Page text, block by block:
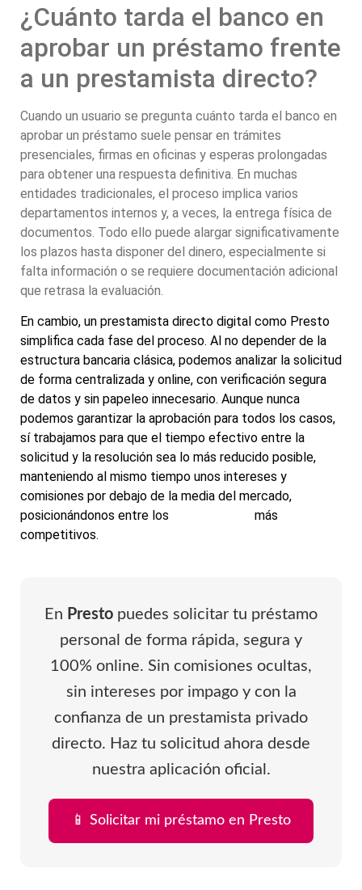
¿Cuánto tarda el banco en
aprobar un préstamo frente
a un prestamista directo?
Cuando un usuario se pregunta cuánto tarda el banco en
aprobar un préstamo suele pensar en trámites
presenciales, firmas en oficinas y esperas prolongadas
para obtener una respuesta definitiva. En muchas
entidades tradicionales, el proceso implica varios
departamentos internos y, a veces, la entrega física de
documentos. Todo ello puede alargar significativamente
los plazos hasta disponer del dinero, especialmente si
falta información o se requiere documentación adicional
que retrasa la evaluación.
En cambio, un prestamista directo digital como Presto
simplifica cada fase del proceso. Al no depender de la
estructura bancaria clásica, podemos analizar la solicitud
de forma centralizada y online, con verificación segura
de datos y sin papeleo innecesario. Aunque nunca
podemos garantizar la aprobación para todos los casos,
sí trabajamos para que el tiempo efectivo entre la
solicitud y la resolución sea lo más reducido posible,
manteniendo al mismo tiempo unos intereses y
comisiones por debajo de la media del mercado,
posicionándonos entre los
más
competitivos.
En Presto puedes solicitar tu préstamo
personal de forma rápida, segura y
100% online. Sin comisiones ocultas,
sin intereses por impago y con la
confianza de un prestamista privado
directo. Haz tu solicitud ahora desde
nuestra aplicación oficial.
📱 Solicitar mi préstamo en Presto